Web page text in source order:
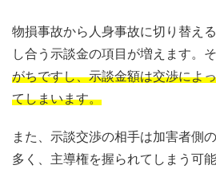
物損事故から人身事故に切り替え
し合う示談金の項目が増えます。
がちですし、示談金額は交渉によ
てしまいます。
また、示談交渉の相手は加害者側
多く、主導権を握られてしまう可